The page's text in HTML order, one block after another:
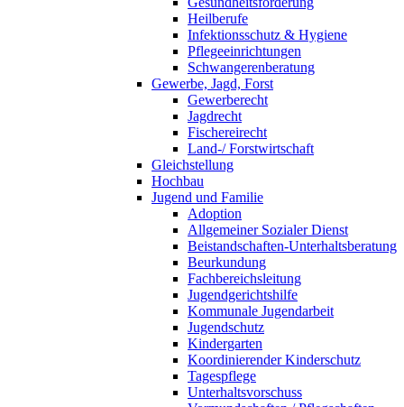
Heilberufe
Infektionsschutz & Hygiene
Pflegeeinrichtungen
Schwangerenberatung
Gewerbe, Jagd, Forst
Gewerberecht
Jagdrecht
Fischereirecht
Land-/ Forstwirtschaft
Gleichstellung
Hochbau
Jugend und Familie
Adoption
Allgemeiner Sozialer Dienst
Beistandschaften-Unterhaltsberatung
Beurkundung
Fachbereichsleitung
Jugendgerichtshilfe
Kommunale Jugendarbeit
Jugendschutz
Kindergarten
Koordinierender Kinderschutz
Tagespflege
Unterhaltsvorschuss